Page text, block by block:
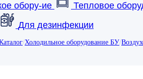
обору-ие
Тепловое
Для дезинфекции
/Холодильное оборудование БУ/